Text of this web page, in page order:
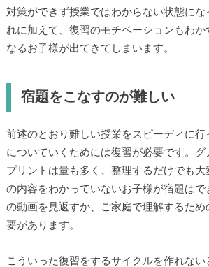
対策ができず授業ではわからない状態にな
れに加えて、復習のモチベーションもわか
なるお子様が出てきてしまいます。
宿題をこなすのが難しい
前述のとおり難しい授業をスピーディに行
についていくためには復習が必要です。グ
プリントは量も多く、整理するだけでも
の内容をわかっていないお子様が宿題はで
の動画を見返すか、ご家庭で理解するた
要があります。
こういった復習をするサイクルを作れな